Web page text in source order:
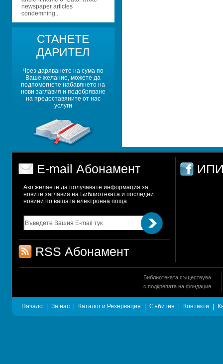
newspaper articles
condemning...
СТАНЕТЕ
ДАРИТЕЛ
Чрез даряването на сума по
Ваше желание, можете да
подпомогнете набавянето на
нови заглавия и подобряване
на предоставяните от нас
услуги
E-mail Абонамент
Ако желаете да получавате информация за
новите заглавия на Библиотеката и последни
новини по вашата електронна поща
RSS Абонамент
ИПИ
Библиотеката съществува
с подкрепата на фондация
Начало За нас Каталог и Резервация Събития Контакти